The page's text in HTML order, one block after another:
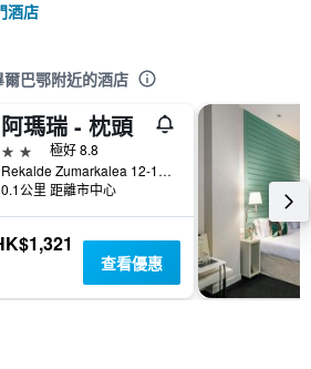
酒店
巴鄂附近的酒店
阿瑪瑞 - 枕頭
2星級
極好 8.8
Rekalde Zumarkalea 12-14, 畢爾巴鄂, 比斯開省, 西班牙
0.1公里 距離市中心
查看優惠